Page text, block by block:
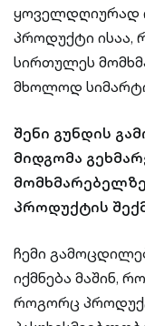
ყოველდღიურად
პროდუქტი
სირთულეს
მხოლოდ
შენი გუნდის
მიდგომა
პროდუქტის
ჩემი
იქმნება მაშინ,
როგორც